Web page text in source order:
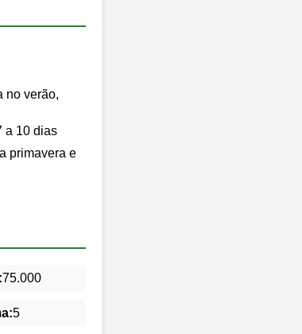
no verão,
a 10 dias
primavera e
75.000
5